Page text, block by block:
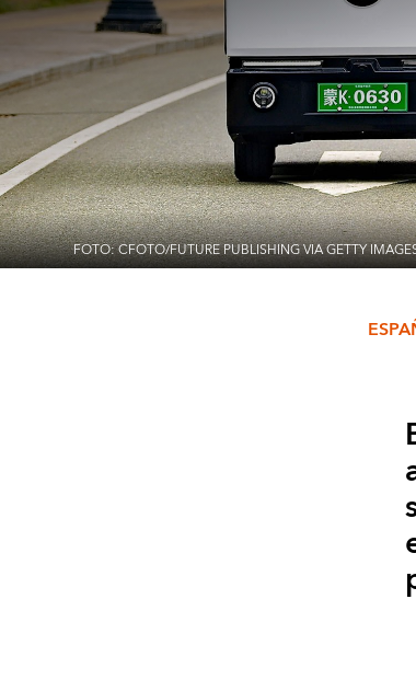
FOTO: CFOTO/FUTURE PUBLISHING VIA GETTY